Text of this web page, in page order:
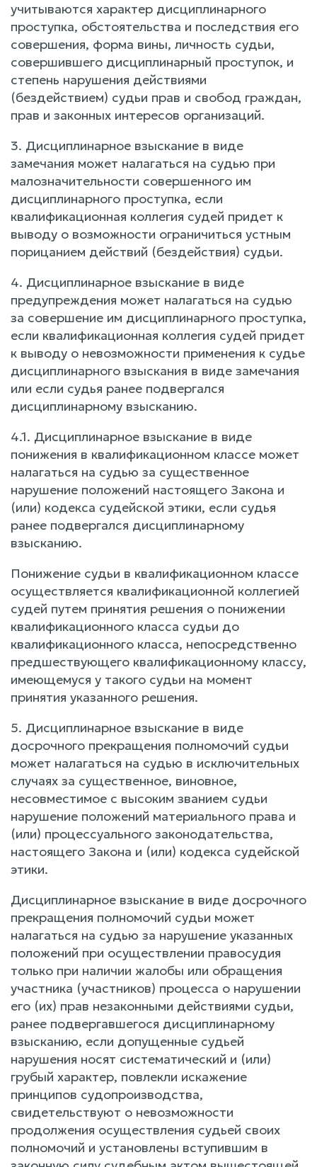
учитываются характер дисциплинарного
проступка, обстоятельства и последствия его
совершения, форма вины, личность судьи,
совершившего дисциплинарный проступок, и
степень нарушения действиями
(бездействием) судьи прав и свобод граждан,
прав и законных интересов организаций.
3. Дисциплинарное взыскание в виде
замечания может налагаться на судью при
малозначительности совершенного им
дисциплинарного проступка, если
квалификационная коллегия судей придет к
выводу о возможности ограничиться устным
порицанием действий (бездействия) судьи.
4. Дисциплинарное взыскание в виде
предупреждения может налагаться на судью
за совершение им дисциплинарного проступка,
если квалификационная коллегия судей придет
к выводу о невозможности применения к судье
дисциплинарного взыскания в виде замечания
или если судья ранее подвергался
дисциплинарному взысканию.
4.1. Дисциплинарное взыскание в виде
понижения в квалификационном классе может
налагаться на судью за существенное
нарушение положений настоящего Закона и
(или) кодекса судейской этики, если судья
ранее подвергался дисциплинарному
взысканию.
Понижение судьи в квалификационном классе
осуществляется квалификационной коллегией
судей путем принятия решения о понижении
квалификационного класса судьи до
квалификационного класса, непосредственно
предшествующего квалификационному классу,
имеющемуся у такого судьи на момент
принятия указанного решения.
5. Дисциплинарное взыскание в виде
досрочного прекращения полномочий судьи
может налагаться на судью в исключительных
случаях за существенное, виновное,
несовместимое с высоким званием судьи
нарушение положений материального права и
(или) процессуального законодательства,
настоящего Закона и (или) кодекса судейской
этики.
Дисциплинарное взыскание в виде досрочного
прекращения полномочий судьи может
налагаться на судью за нарушение указанных
положений при осуществлении правосудия
только при наличии жалобы или обращения
участника (участников) процесса о нарушении
его (их) прав незаконными действиями судьи,
ранее подвергавшегося дисциплинарному
взысканию, если допущенные судьей
нарушения носят систематический и (или)
грубый характер, повлекли искажение
принципов судопроизводства,
свидетельствуют о невозможности
продолжения осуществления судьей своих
полномочий и установлены вступившим в